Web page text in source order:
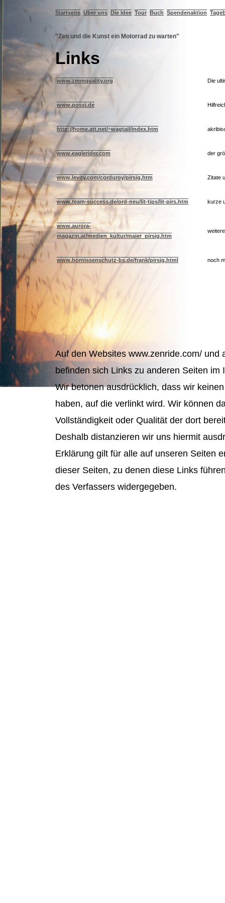
Startseite Über uns Die Idee Tour Buch Spendenaktion
"Zen und die Kunst ein Motorrad zu warten"
Links
www.zmmquality.org Die
www.possi.de
http://home.att.net/~wagtail/index.htm
www.eaglerider.com der
www.levity.com/corduroy/pirsig.htm Zitate
www.team-success.de/ord-neu/lit-tips/lit-pirs.htm kurze
www.aurora-
magazin.at/medien_kultur/maier_pirsig.htm
www.hornissenschutz-bs.de/frank/pirsig.html noch
Auf den Websites www.zenride.com/
befinden sich Links zu anderen Seiten im
Wir betonen ausdrücklich, dass wir
haben, auf die verlinkt wird. Wir können
Vollständigkeit oder Qualität der dort
Deshalb distanzieren wir uns hiermit
Erklärung gilt für alle auf unseren Seiten
dieser Seiten, zu denen diese Links
des Verfassers widergegeben.